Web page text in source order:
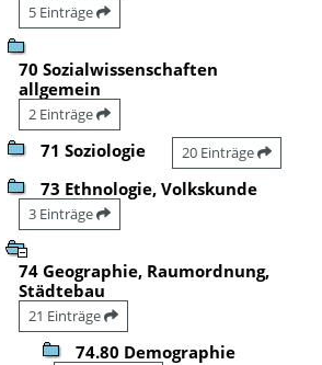
5 Einträge
70 Sozialwissenschaften
allgemein
2 Einträge
71 Soziologie 20 Einträge
73 Ethnologie, Volkskunde
3 Einträge
74 Geographie, Raumordnung,
Städtebau
21 Einträge
74.80 Demographie